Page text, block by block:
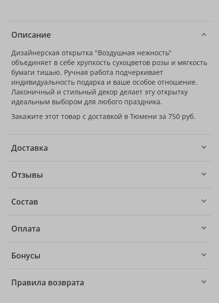
Описание
Дизайнерская открытка "Воздушная нежность"
объединяет в себе хрупкость сухоцветов розы и мягкость
бумаги тишью. Ручная работа подчеркивает
индивидуальность подарка и ваше особое отношение.
Лаконичный и стильный декор делает эту открытку
идеальным выбором для любого праздника.
Закажите этот товар с доставкой в Тюмени за 750 руб.
Доставка
Отзывы
Состав
Оплата
Бонусы
Правила возврата